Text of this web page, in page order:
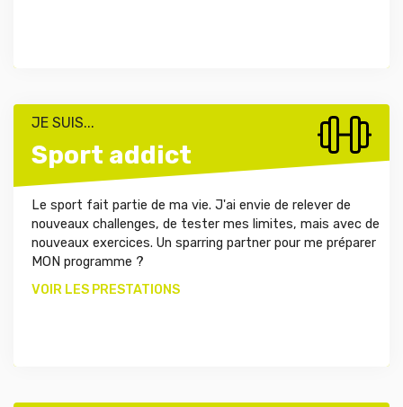
JE SUIS...
Sport addict
Le sport fait partie de ma vie. J'ai envie de relever de
nouveaux challenges, de tester mes limites, mais avec de
nouveaux exercices. Un sparring partner pour me préparer
MON programme ?
VOIR LES PRESTATIONS